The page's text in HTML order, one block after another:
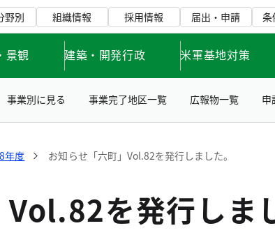
野別 組織情報 採用情報 届出・申請 条
景観 建築・開発行政 米軍基地対策
事業別に見る 事業完了地区一覧 広報物一覧 申
年度 お知らせ「六町」Vol.82を発行しました。
を発行しま